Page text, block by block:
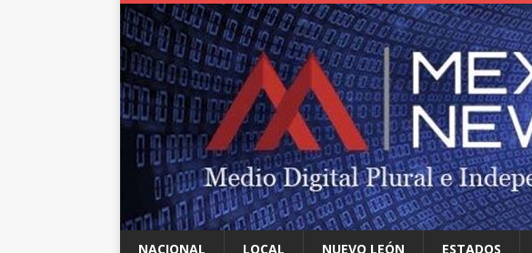
NACIONAL LOCAL NUEVO LEÓN ESTADOS